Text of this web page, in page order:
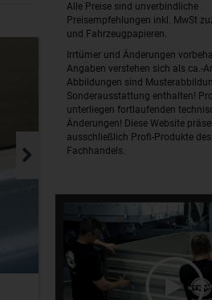
Alle Preise sind unverbindliche
Preisempfehlungen inkl. MwSt
und Fahrzeugpapieren.
Irrtümer und Änderungen
Angaben verstehen sich als ca.-
Abbildungen sind
Sonderausstattung enthalten!
unterliegen fortlaufenden
Änderungen! Diese Website
ausschließlich Profi-Produkte des
Fachhandels.